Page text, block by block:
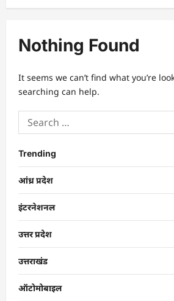
Nothing Found
It seems we can’t find what you’re
searching can help.
Trending
आंध्र प्रदेश
इंटरनेशनल
उत्तर प्रदेश
उत्तराखंड
ऑटोमोबाइल